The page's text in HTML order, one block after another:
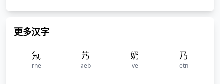
更多汉字
氖
rne
艿
aeb
奶
ve
乃
etn